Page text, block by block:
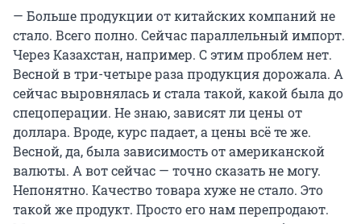
— Больше продукции от китайских компаний не
стало. Всего полно. Сейчас параллельный импорт.
Через Казахстан, например. С этим проблем нет.
Весной в три-четыре раза продукция дорожала. А
сейчас выровнялась и стала такой, какой была до
спецоперации. Не знаю, зависят ли цены от
доллара. Вроде, курс падает, а цены всё те же.
Весной, да, была зависимость от американской
валюты. А вот сейчас — точно сказать не могу.
Непонятно. Качество товара хуже не стало. Это
такой же продукт. Просто его нам перепродают.